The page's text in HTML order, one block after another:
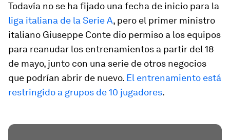
Todavía no se ha fijado una fecha de inicio para la
liga italiana de la Serie A, pero el primer ministro
italiano Giuseppe Conte dio permiso a los equipos
para reanudar los entrenamientos a partir del 18
de mayo, junto con una serie de otros negocios
que podrían abrir de nuevo. El entrenamiento está
restringido a grupos de 10 jugadores.